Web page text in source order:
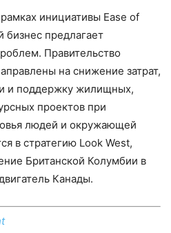
инициативы Ease of
бизнес предлагает
Правительство
на снижение затрат,
и поддержку жилищных,
проектов при
людей и окружающей
в стратегию Look West,
Британской Колумбии в
Канады.